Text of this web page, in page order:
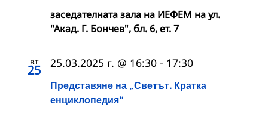
заседателната зала на ИЕФЕМ на ул.
"Акад. Г. Бончев", бл. 6, ет. 7
вт
25
Представяне на „Светът. Кратка
енциклопедия“
25.03.2025 г. @ 16:30 - 17:30